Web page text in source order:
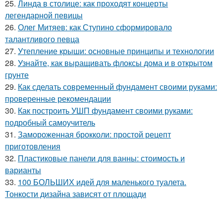
25. Линда в столице: как проходят концерты
легендарной певицы
26. Олег Митяев: как Ступино сформировало
талантливого певца
27. Утепление крыши: основные принципы и технологии
28. Узнайте, как выращивать флоксы дома и в открытом
грунте
29. Как сделать современный фундамент своими руками:
проверенные рекомендации
30. Как построить УШП фундамент своими руками:
подробный самоучитель
31. Замороженная брокколи: простой рецепт
приготовления
32. Пластиковые панели для ванны: стоимость и
варианты
33. 100 БОЛЬШИХ идей для маленького туалета.
Тонкости дизайна зависят от площади